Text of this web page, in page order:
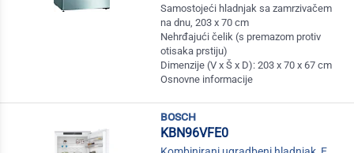
Samostojeći hladnjak sa zamrzivačem
na dnu, 203 x 70 cm
Nehrđajući čelik (s premazom protiv
otisaka prstiju)
Dimenzije (V x Š x D): 203 x 70 x 67 cm
Osnovne informacije
bosch
KBN96VFE0